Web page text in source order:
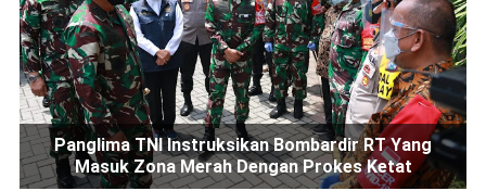
Panglima TNI Instruksikan Bombardir RT Yang
Masuk Zona Merah Dengan Prokes Ketat